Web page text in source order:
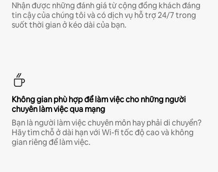
Nhận được những đánh giá từ cộng đồng khách đáng
tin cậy của chúng tôi và có dịch vụ hỗ trợ 24/7 trong
suốt thời gian ở kéo dài của bạn.
Không gian phù hợp để làm việc cho những người
chuyên làm việc qua mạng
Bạn là người làm việc chuyên môn hay phải di chuyển?
Hãy tìm chỗ ở dài hạn với Wi-fi tốc độ cao và không
gian riêng để làm việc.